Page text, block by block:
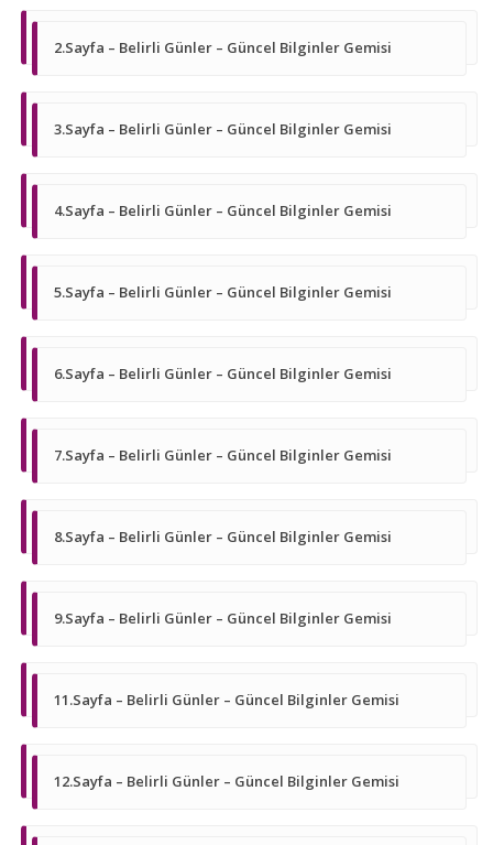
2.Sayfa – Belirli Günler – Güncel Bilginler Gemisi
3.Sayfa – Belirli Günler – Güncel Bilginler Gemisi
4.Sayfa – Belirli Günler – Güncel Bilginler Gemisi
5.Sayfa – Belirli Günler – Güncel Bilginler Gemisi
6.Sayfa – Belirli Günler – Güncel Bilginler Gemisi
7.Sayfa – Belirli Günler – Güncel Bilginler Gemisi
8.Sayfa – Belirli Günler – Güncel Bilginler Gemisi
9.Sayfa – Belirli Günler – Güncel Bilginler Gemisi
11.Sayfa – Belirli Günler – Güncel Bilginler Gemisi
12.Sayfa – Belirli Günler – Güncel Bilginler Gemisi